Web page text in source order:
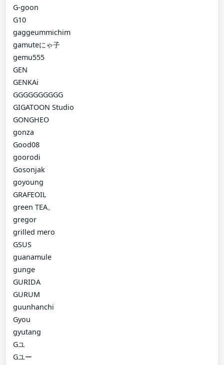
G-goon
G10
gaggeummichim
gamuteにゃ子
gemu555
GEN
GENKAi
GGGGGGGGGG
GIGATOON Studio
GONGHEO
gonza
Good08
goorodi
Gosonjak
goyoung
GRAFEOIL
green TEA。
gregor
grilled mero
GSUS
guanamule
gunge
GURIDA
GURUM
guunhanchi
Gyou
gyutang
Gユ
Gユー